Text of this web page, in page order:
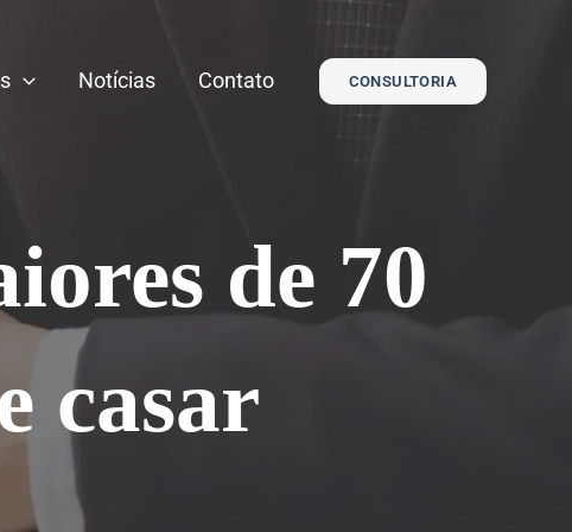
Notícias Contato CONSULTORIA
de 70
casar